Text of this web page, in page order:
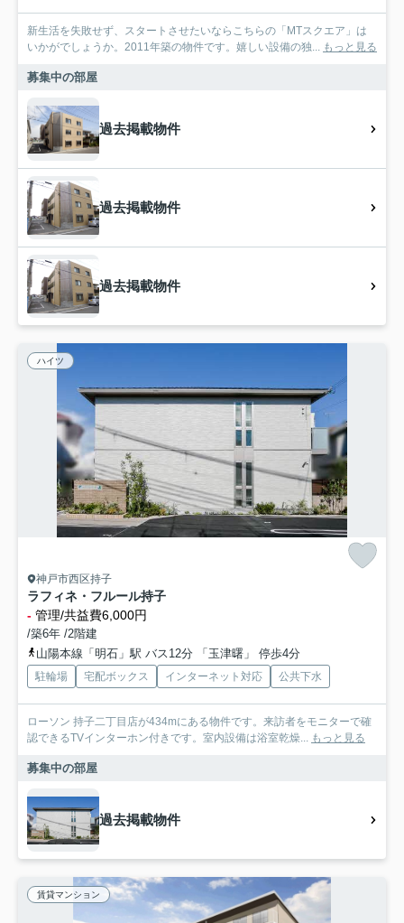
新生活を失敗せず、スタートさせたいならこちらの「MTスクエア」は
いかがでしょうか。2011年築の物件です。嬉しい設備の独... もっと見る
募集中の部屋
過去掲載物件
過去掲載物件
過去掲載物件
ハイツ
神戸市西区持子
ラフィネ・フルール持子
- 管理/共益費6,000円
/築6年 /2階建
山陽本線「明石」駅 バス12分 「玉津曙」 停歩4分
駐輪場 宅配ボックス インターネット対応 公共下水
ローソン 持子二丁目店が434mにある物件です。来訪者をモニターで確
認できるTVインターホン付きです。室内設備は浴室乾燥... もっと見る
募集中の部屋
過去掲載物件
賃貸マンション